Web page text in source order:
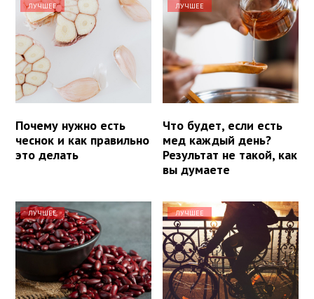
ЛУЧШЕЕ
Почему нужно есть
чеснок и как правильно
это делать
ЛУЧШЕЕ
Что будет, если есть
мед каждый день?
Результат не такой, как
вы думаете
ЛУЧШЕЕ ЛУЧШЕЕ